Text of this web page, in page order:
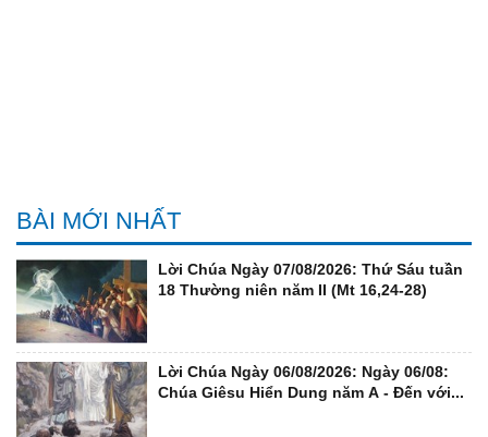
BÀI MỚI NHẤT
Lời Chúa Ngày 07/08/2026: Thứ Sáu tuần
18 Thường niên năm II (Mt 16,24-28)
Lời Chúa Ngày 06/08/2026: Ngày 06/08:
Chúa Giêsu Hiển Dung năm A - Đến với...